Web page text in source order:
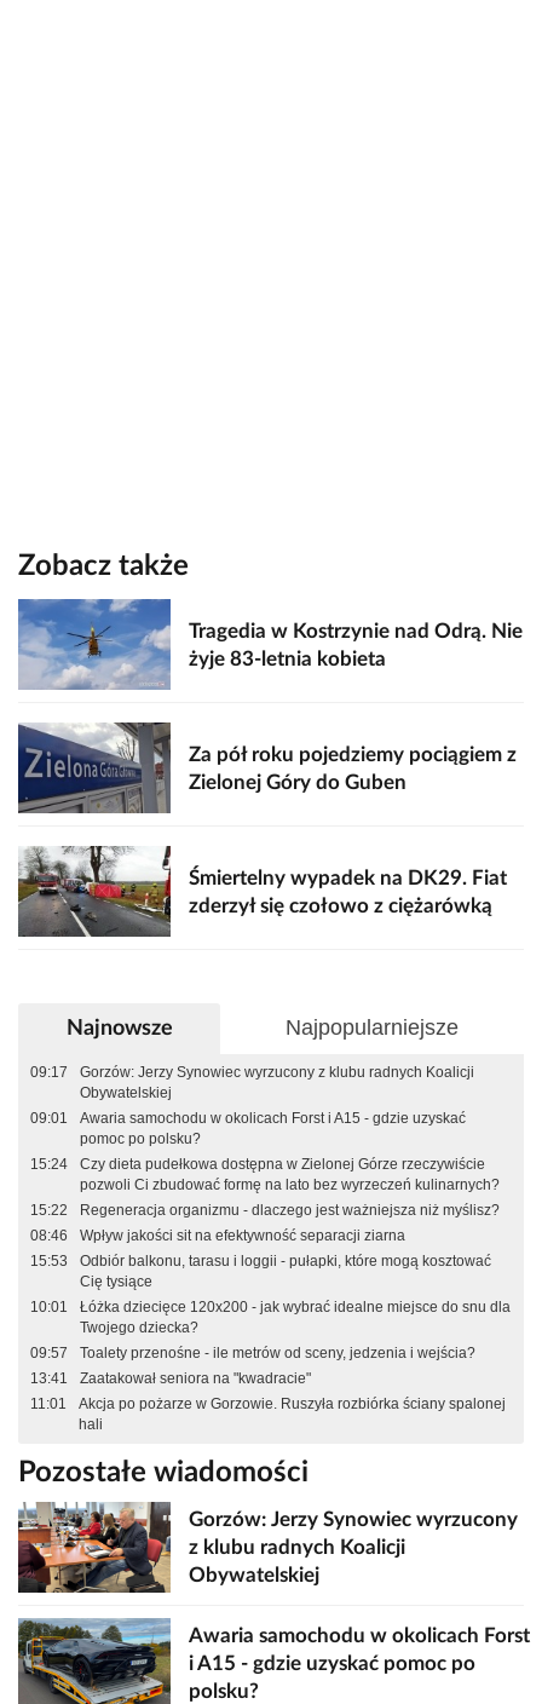
Zobacz także
Tragedia w Kostrzynie nad Odrą. Nie
żyje 83-letnia kobieta
Za pół roku pojedziemy pociągiem z
Zielonej Góry do Guben
Śmiertelny wypadek na DK29. Fiat
zderzył się czołowo z ciężarówką
Najnowsze Najpopularniejsze
09:17
Gorzów: Jerzy Synowiec wyrzucony z klubu radnych Koalicji
Obywatelskiej
09:01
Awaria samochodu w okolicach Forst i A15 - gdzie uzyskać
pomoc po polsku?
15:24
Czy dieta pudełkowa dostępna w Zielonej Górze rzeczywiście
pozwoli Ci zbudować formę na lato bez wyrzeczeń kulinarnych?
15:22
Regeneracja organizmu - dlaczego jest ważniejsza niż myślisz?
08:46
Wpływ jakości sit na efektywność separacji ziarna
15:53
Odbiór balkonu, tarasu i loggii - pułapki, które mogą kosztować
Cię tysiące
10:01
Łóżka dziecięce 120x200 - jak wybrać idealne miejsce do snu dla
Twojego dziecka?
09:57
Toalety przenośne - ile metrów od sceny, jedzenia i wejścia?
13:41
Zaatakował seniora na "kwadracie"
11:01
Akcja po pożarze w Gorzowie. Ruszyła rozbiórka ściany spalonej
hali
Pozostałe wiadomości
Gorzów: Jerzy Synowiec wyrzucony
z klubu radnych Koalicji
Obywatelskiej
Awaria samochodu w okolicach Forst
i A15 - gdzie uzyskać pomoc po
polsku?